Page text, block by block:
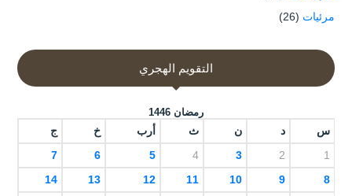
مرئيات (26)
التقويم الهجري
رمضان 1446
س د ن ث أرب خ ج
1
2
3
4
5
6
7
8
9
10
11
12
13
14